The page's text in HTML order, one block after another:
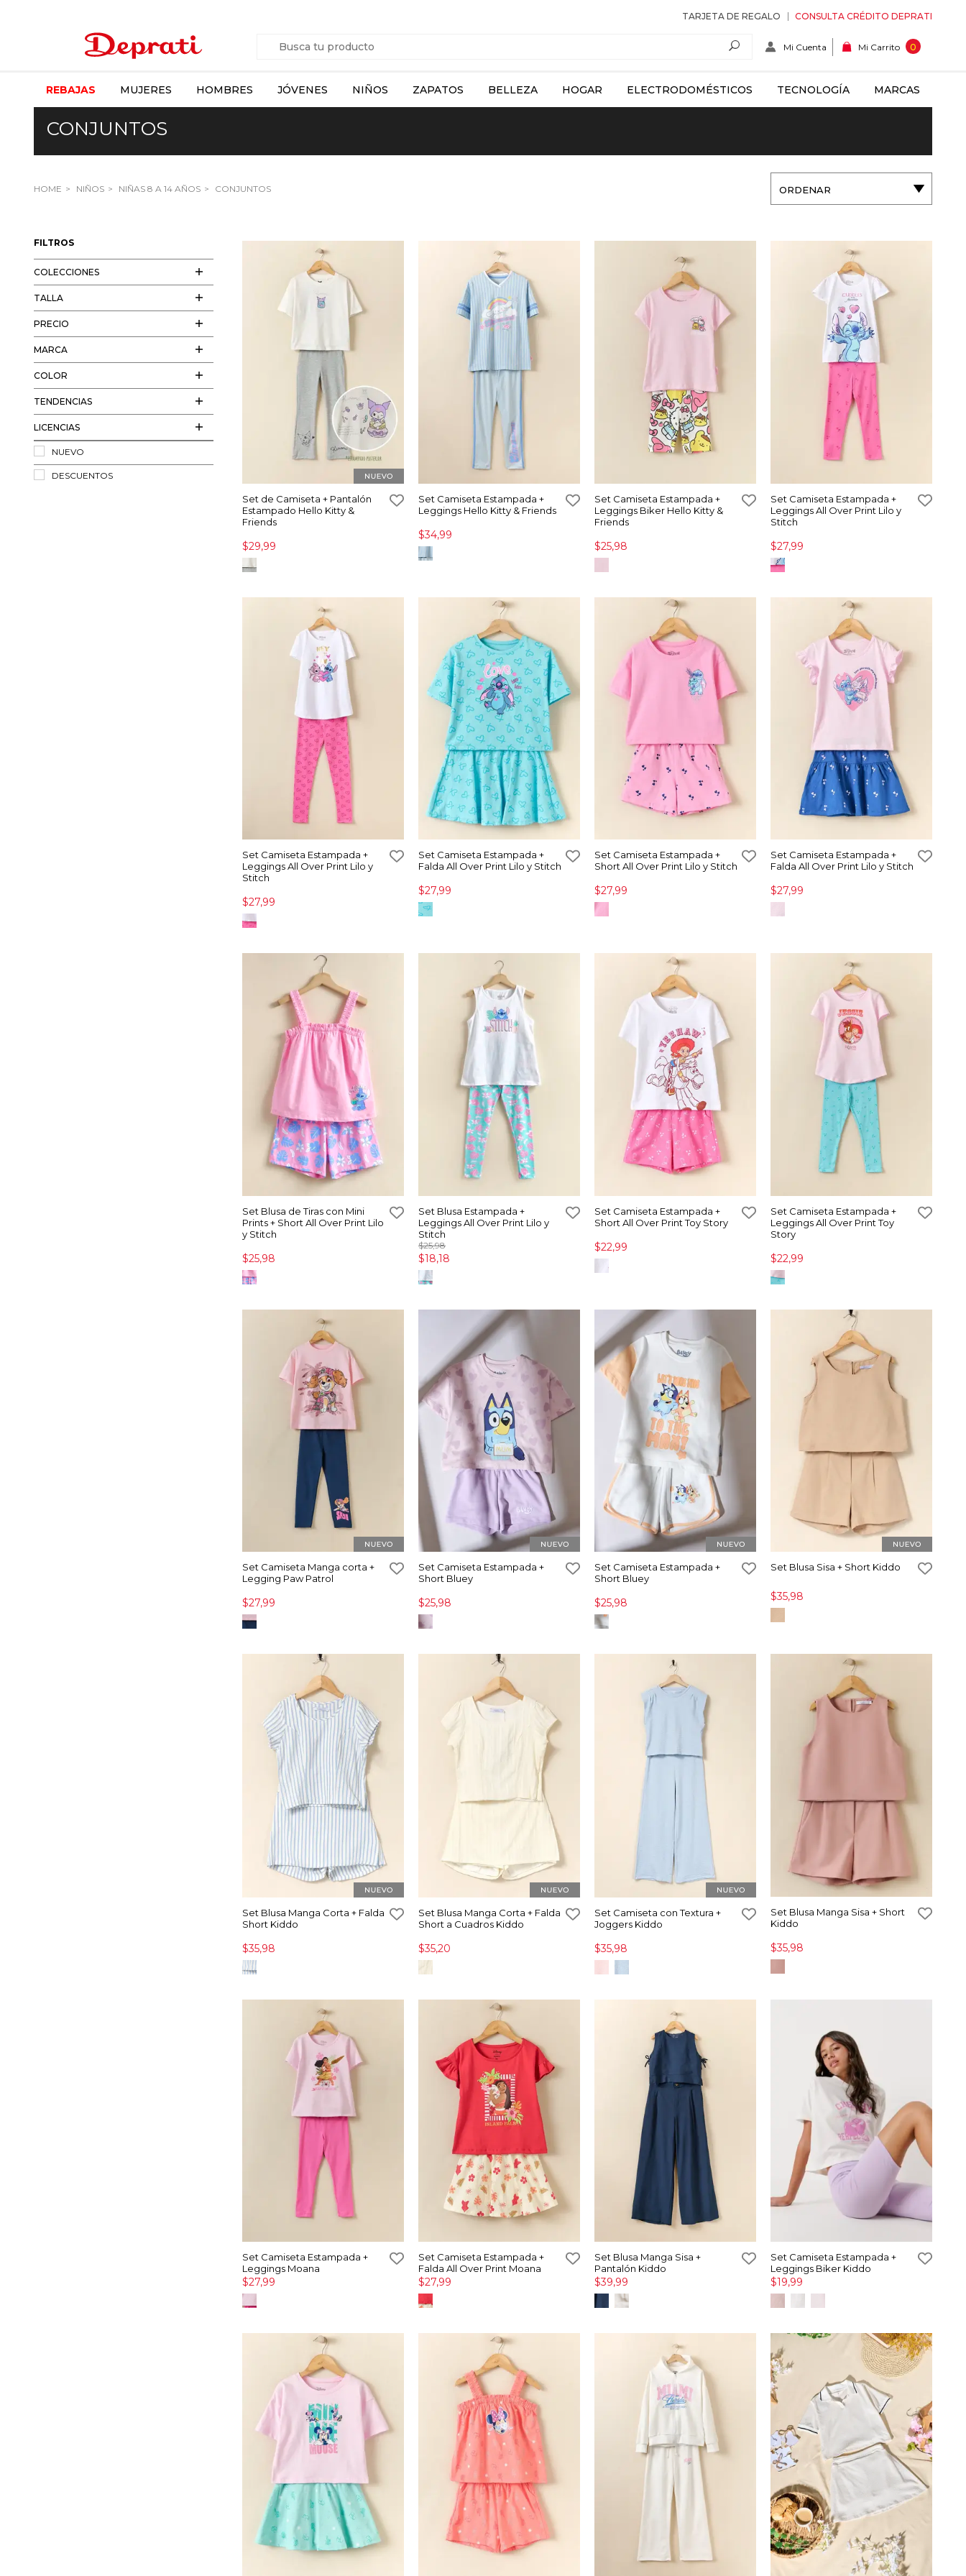
TARJETA DE REGALO CONSULTA CRÉDITO DEPRATI
Mi Cuenta Mi Carrito 0
REBAJAS MUJERES HOMBRES JÓVENES NIÑOS ZAPATOS BELLEZA HOGAR ELECTRODOMÉSTICOS TECNOLOGÍA MARCAS
CONJUNTOS
HOME NIÑOS NIÑAS 8 A 14 AÑOS CONJUNTOS ORDENAR
FILTROS
COLECCIONES
TALLA
PRECIO
MARCA
COLOR
TENDENCIAS
LICENCIAS
NUEVO
DESCUENTOS
Set de Camiseta + Pantalón
Estampado Hello Kitty &
Friends
$29,99
Set Camiseta Estampada +
Leggings Hello Kitty & Friends
$34,99
Set Camiseta Estampada +
Leggings Biker Hello Kitty &
Friends
$25,98
Set Camiseta Estampada +
Leggings All Over Print Lilo y
Stitch
$27,99
Set Camiseta Estampada +
Leggings All Over Print Lilo y
Stitch
$27,99
Set Camiseta Estampada +
Falda All Over Print Lilo y Stitch
$27,99
Set Camiseta Estampada +
Short All Over Print Lilo y Stitch
$27,99
Set Camiseta Estampada +
Falda All Over Print Lilo y Stitch
$27,99
Set Blusa de Tiras con Mini
Prints + Short All Over Print Lilo
y Stitch
$25,98
Set Blusa Estampada +
Leggings All Over Print Lilo y
Stitch
$25,98
$18,18
Set Camiseta Estampada +
Short All Over Print Toy Story
$22,99
Set Camiseta Estampada +
Leggings All Over Print Toy
Story
$22,99
Set Camiseta Manga corta +
Legging Paw Patrol
$27,99
Set Camiseta Estampada +
Short Bluey
$25,98
Set Camiseta Estampada +
Short Bluey
$25,98
Set Blusa Sisa + Short Kiddo
$35,98
Set Blusa Manga Corta + Falda
Short Kiddo
$35,98
Set Blusa Manga Corta + Falda
Short a Cuadros Kiddo
$35,20
Set Camiseta con Textura +
Joggers Kiddo
$35,98
Set Blusa Manga Sisa + Short
Kiddo
$35,98
Set Camiseta Estampada +
Leggings Moana
$27,99
Set Camiseta Estampada +
Falda All Over Print Moana
$27,99
Set Blusa Manga Sisa +
Pantalón Kiddo
$39,99
Set Camiseta Estampada +
Leggings Biker Kiddo
$19,99